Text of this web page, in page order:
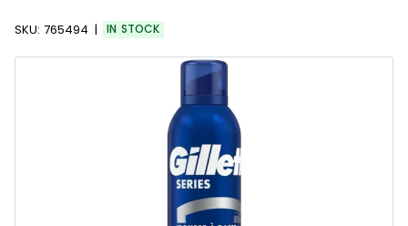
SKU: 765494 IN STOCK